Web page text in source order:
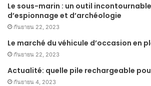
Le sous-marin : un outil
d’espionnage et d’archéologie
กันยายน 22, 2023
Le marché du véhicule d’occasion en
กันยายน 22, 2023
Actualité: quelle pile rechargeable
กันยายน 4, 2023